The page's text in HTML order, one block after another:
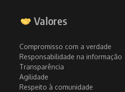
Valores
Compromisso com a verdade
Responsabilidade na informação
Transparência
Agilidade
Respeito à comunidade